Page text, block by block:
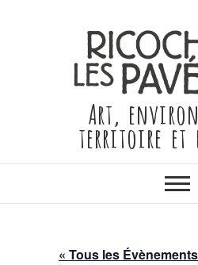
Art,
territoire et
« Tous les Évènements